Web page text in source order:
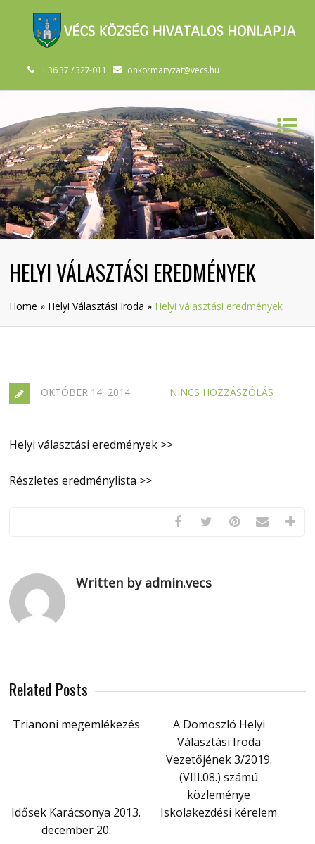
+ 36 37 / 327-011 onkormanyzat@vecs.hu
HELYI VÁLASZTÁSI EREDMÉNYEK
Home » Helyi Választási Iroda » Helyi választási eredmények
OKTÓBER 14, 2014 NINCS HOZZÁSZÓLÁS
Helyi választási eredmények >>
Részletes eredménylista >>
Written by admin.vecs
Related Posts
Trianoni megemlékezés
A Domoszló Helyi
Választási Iroda
Vezetőjének 3/2019.
(VIII.08.) számú
közleménye
Idősek Karácsonya 2013.
december 20.
Iskolakezdési kérelem